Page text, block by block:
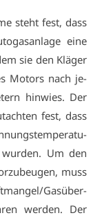
steht fest, dass
ei­ne
sie den Klä­ger
Mo­tors nach je­
hin­wies. Der
fest, dass
Um den
muss
Gas­über­
wer­den. Der